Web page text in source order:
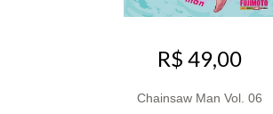
R$ 49,00
Chainsaw Man Vol. 06